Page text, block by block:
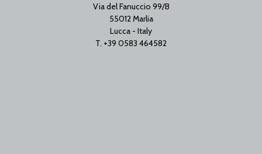
Via del Fanuccio 99/B
55012 Marlia
Lucca - Italy
T. +39 0583 464582